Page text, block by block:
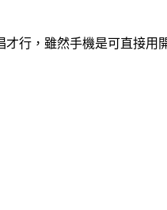
行，雖然手機是可直接用